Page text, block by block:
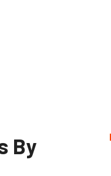
By